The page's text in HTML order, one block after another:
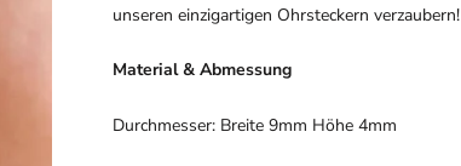
unseren einzigartigen Ohrsteckern verzaubern!
Material & Abmessung
Durchmesser: Breite 9mm Höhe 4mm